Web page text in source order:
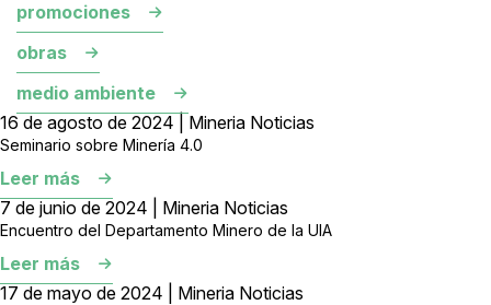
promociones
obras
medio ambiente
16 de agosto de 2024 | Mineria Noticias
Seminario sobre Minería 4.0
Leer más
7 de junio de 2024 | Mineria Noticias
Encuentro del Departamento Minero de la UIA
Leer más
17 de mayo de 2024 | Mineria Noticias